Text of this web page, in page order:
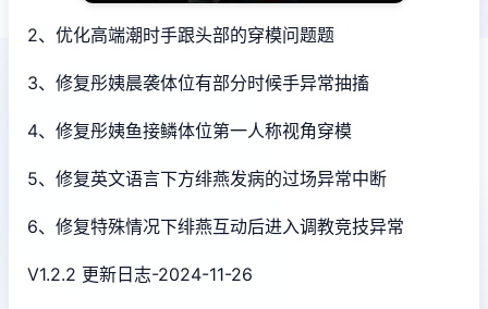
2、优化高端潮时手跟头部的穿模问题题
3、修复彤姨晨袭体位有部分时候手异常抽搐
4、修复彤姨鱼接鳞体位第一人称视角穿模
5、修复英文语言下方绯燕发病的过场异常中断
6、修复特殊情况下绯燕互动后进入调教竞技异常
V1.2.2 更新日志-2024-11-26